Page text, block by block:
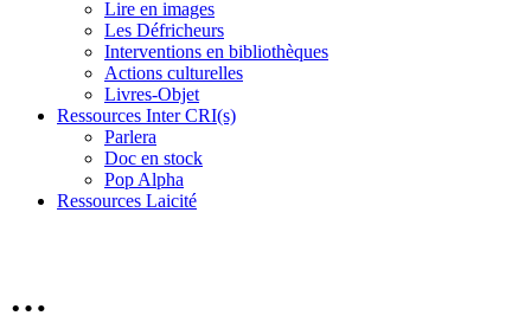
Lire en images
Les Défricheurs
Interventions en bibliothèques
Actions culturelles
Livres-Objet
Ressources Inter CRI(s)
Parlera
Doc en stock
Pop Alpha
Ressources Laicité
…